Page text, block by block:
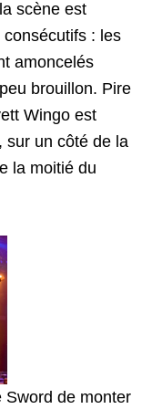
scène est
: les
amoncelés
brouillon. Pire
Wingo est
sur un côté de la
la moitié du
Sword de monter